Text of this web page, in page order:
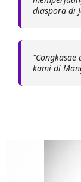
diaspora di
kami di